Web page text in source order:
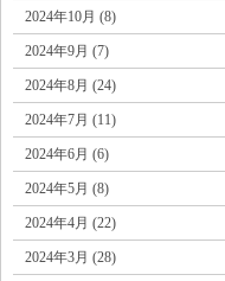
2024年10月 (8)
2024年9月 (7)
2024年8月 (24)
2024年7月 (11)
2024年6月 (6)
2024年5月 (8)
2024年4月 (22)
2024年3月 (28)